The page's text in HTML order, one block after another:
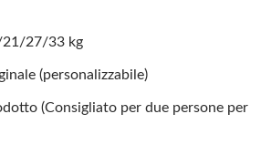
21/27/33 kg
(personalizzabile)
(Consigliato per due persone per